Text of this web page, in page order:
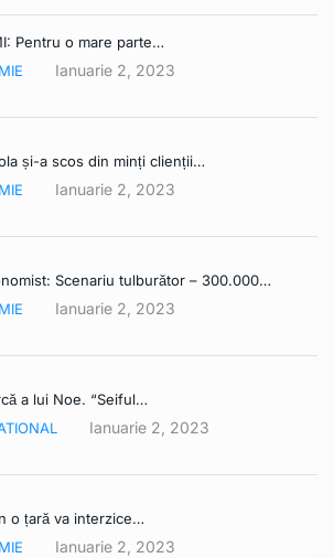
Pentru o mare parte…
Ianuarie 2, 2023
și-a scos din minți clienții…
Ianuarie 2, 2023
Scenariu tulburător – 300.000…
Ianuarie 2, 2023
a lui Noe. “Seiful…
Ianuarie 2, 2023
o țară va interzice…
Ianuarie 2, 2023